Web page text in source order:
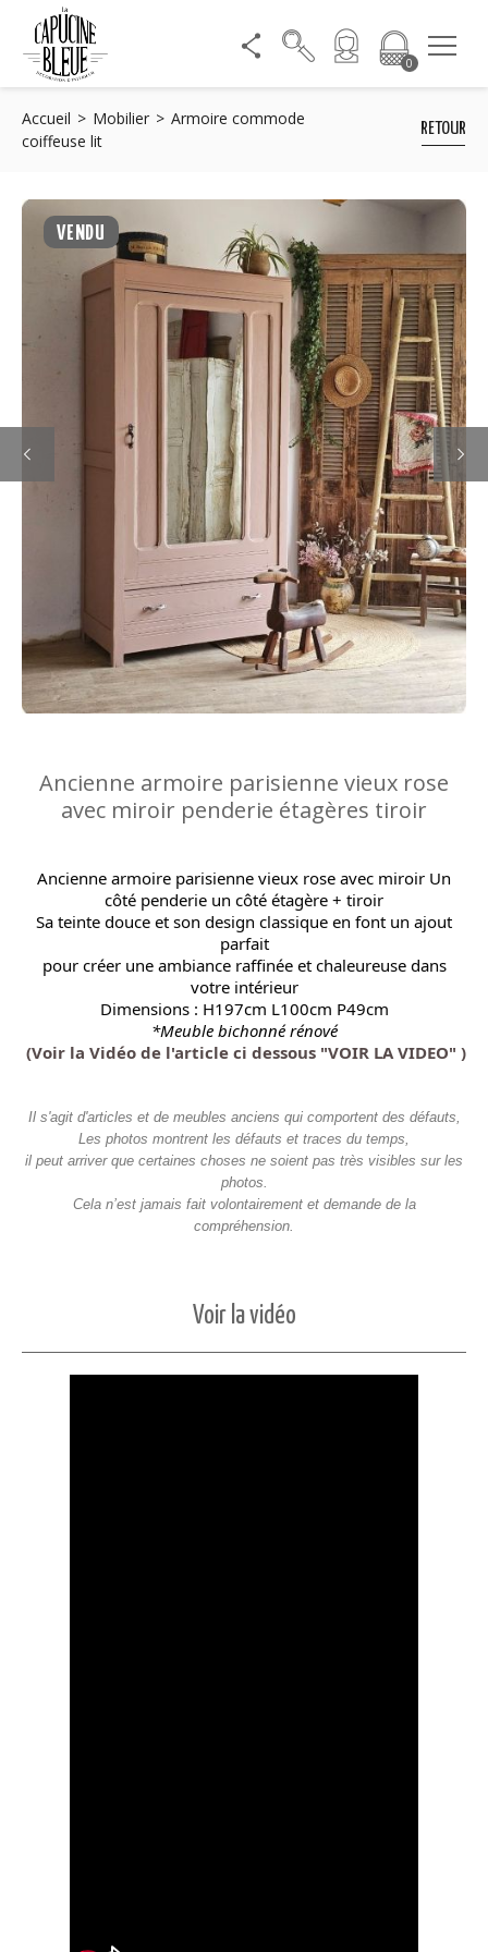
0
RETOUR
Accueil Mobilier
Armoire commode
coiffeuse lit
VENDU
Ancienne armoire parisienne vieux rose
avec miroir penderie étagères tiroir
Ancienne armoire parisienne vieux rose avec miroir Un
côté penderie un côté étagère + tiroir
Sa teinte douce et son design classique en font un ajout
parfait
pour créer une ambiance raffinée et chaleureuse dans
votre intérieur
Dimensions : H197cm L100cm P49cm
*Meuble bichonné rénové
(Voir la Vidéo de l'article ci dessous "VOIR LA VIDEO" )
Il s'agit d'articles et de meubles anciens qui comportent des défauts,
Les photos montrent les défauts et traces du temps,
il peut arriver que certaines choses ne soient pas très visibles sur les
photos.
Cela n’est jamais fait volontairement et demande de la
compréhension.
Voir la vidéo